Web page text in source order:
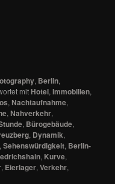
, Berlin,
mit Hotel,Immobilien,
, Nachtaufnahme,
, Nahverkehr,
, Bürogebäude,
, Dynamik,
,Sehenswürdigkeit, Berlin-
, Kurve,
, Eierlager,Verkehr,